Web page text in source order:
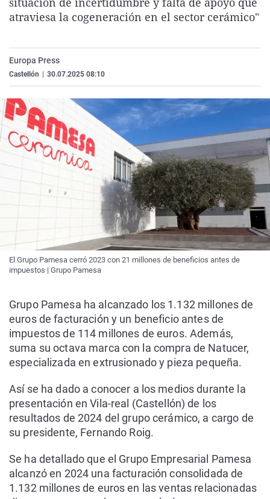
La rosa de los vientos
Como el perro y el
Caso
Equipo de
Extremadura
La Rioja
Virales
Elecciones
atraviesa la cogeneración en el sector cerámico"
Europa Press
Castellón 30.07.2025 08:10
El Grupo Pamesa cerró 2023 con 21 millones de beneficios antes de
impuestos | Grupo Pamesa
Grupo Pamesa ha alcanzado los 1.132 millones de
euros de facturación y un beneficio antes de
impuestos de 114 millones de euros. Además,
suma su octava marca con la compra de Natucer,
especializada en extrusionado y pieza pequeña.
Así se ha dado a conocer a los medios durante la
presentación en Vila-real (Castellón) de los
resultados de 2024 del grupo cerámico, a cargo de
su presidente, Fernando Roig.
Se ha detallado que el Grupo Empresarial Pamesa
alcanzó en 2024 una facturación consolidada de
1.132 millones de euros en las ventas relacionadas